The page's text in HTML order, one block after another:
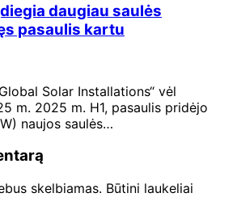
daugiau saulės
pasaulis kartu
Solar Installations“ vėl
m. 2025 m. H1, pasaulis pridėjo
naujos saulės…
skelbiamas. Būtini laukeliai